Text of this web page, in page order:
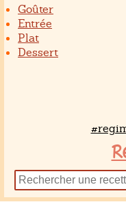
Goûter
Entrée
Plat
Dessert